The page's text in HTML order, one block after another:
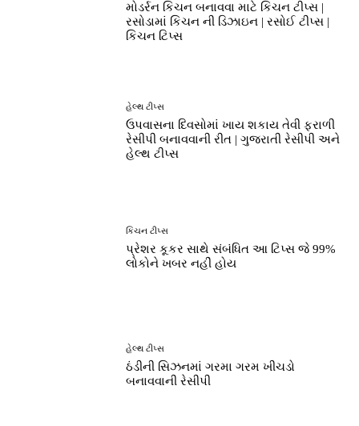
મોડર્રન કિચન બનાવવા માટે કિચન ટીપ્સ |
રસોડામાં કિચન ની ડિઝાઇન | રસોઈ ટીપ્સ |
કિચન ટિપ્સ
હેલ્થ ટીપ્સ
ઉપવાસના દિવસોમાં ખાય શકાય તેવી ફરાળી
રેસીપી બનાવવાની રીત | ગુજરાતી રેસીપી અને
હેલ્થ ટીપ્સ
કિચન ટીપ્સ
પ્રેશર કૂકર સાથે સંબંધિત આ ટિપ્સ જે 99%
લોકોને ખબર નહીં હોય
હેલ્થ ટીપ્સ
ઠંડીની સિઝનમાં ગરમા ગરમ ખીચડો
બનાવવાની રેસીપી